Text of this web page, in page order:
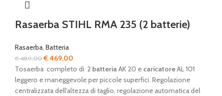
Rasaerba STIHL RMA 235 (2 batterie)
Rasaerba, Batteria
€489,00Il
prezzo
originale
era:
€469,00
prezzo
attuale
è:
Tosaerba completo di 2 batteriaAK 20 e caricatoreAL 101
leggero e maneggevole per piccole superfici. Regolazione
centralizzata dell'altezza di taglio, regolazione automatica del